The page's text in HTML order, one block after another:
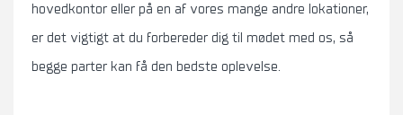
hovedkontor eller på en af vores mange andre lokationer,
er det vigtigt at du forbereder dig til mødet med os, så
begge parter kan få den bedste oplevelse.